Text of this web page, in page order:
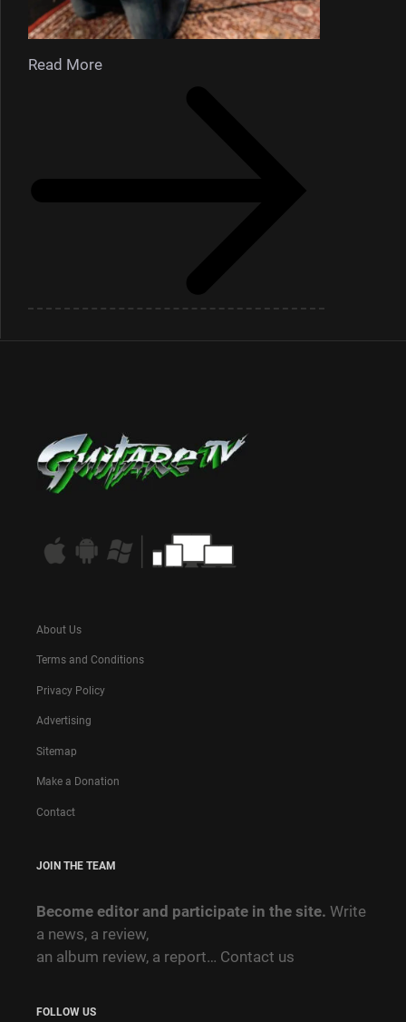
Read More
About Us
Terms and Conditions
Privacy Policy
Advertising
Sitemap
Make a Donation
Contact
JOIN THE TEAM
Become editor and participate in the site. Write
a news, a review,
an album review, a report… Contact us
FOLLOW US